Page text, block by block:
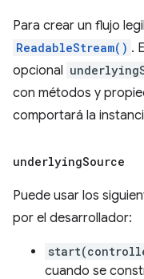
Para crear un flujo
ReadableStream() .
opcional
con métodos y
comportará la
underlyingSource
Puede usar los
por el desarrollador:
cuando se